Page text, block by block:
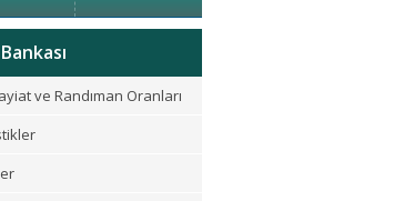
ve Randıman Oranları